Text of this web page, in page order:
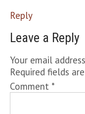
Reply
Leave a Reply
Your email
Required fields
Comment *